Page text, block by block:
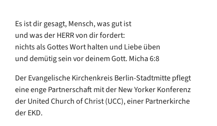
Es ist dir gesagt, Mensch, was gut ist
und was der HERR von dir fordert:
nichts als Gottes Wort halten und Liebe üben
und demütig sein vor deinem Gott. Micha 6:8
Der Evangelische Kirchenkreis Berlin-Stadtmitte pflegt
eine enge Partnerschaft mit der New Yorker Konferenz
der United Church of Christ (UCC), einer Partnerkirche
der EKD.